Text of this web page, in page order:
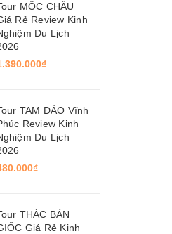
MỘC CHÂU
Rẻ Review Kinh
Du Lịch
TAM ĐẢO Vĩnh
Review Kinh
Du Lịch
THÁC BẢN
Giá Rẻ Kinh